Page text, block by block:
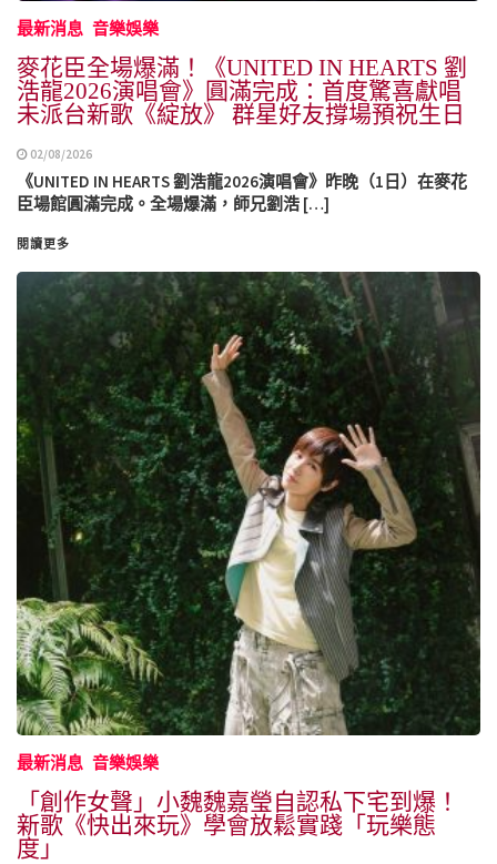
最新消息 音樂娛樂
麥花臣全場爆滿！《UNITED IN HEARTS 劉
浩龍2026演唱會》圓滿完成：首度驚喜獻唱
未派台新歌《綻放》 群星好友撐場預祝生日
02/08/2026
《UNITED IN HEARTS 劉浩龍2026演唱會》昨晚（1日）在麥花
臣場館圓滿完成。全場爆滿，師兄劉浩 […]
閱讀更多
最新消息 音樂娛樂
「創作女聲」小魏魏嘉瑩自認私下宅到爆！
新歌《快出來玩》學會放鬆實踐「玩樂態
度」